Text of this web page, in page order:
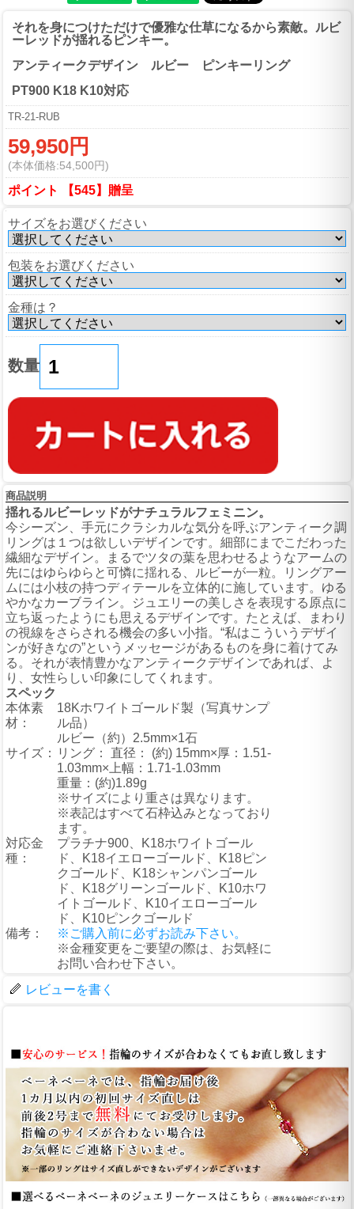
それを身につけただけで優雅な仕草になるから素敵。ルビ
ーレッドが揺れるピンキー。
アンティークデザイン ルビー ピンキーリング
PT900 K18 K10対応
TR-21-RUB
59,950円
(本体価格:54,500円)
ポイント 【545】贈呈
サイズをお選びください
包装をお選びください
金種は？
数量
商品説明
揺れるルビーレッドがナチュラルフェミニン。
今シーズン、手元にクラシカルな気分を呼ぶアンティーク調
リングは１つは欲しいデザインです。細部にまでこだわった
繊細なデザイン。まるでツタの葉を思わせるようなアームの
先にはゆらゆらと可憐に揺れる、ルビーが一粒。リングアー
ムには小枝の持つディテールを立体的に施しています。ゆる
やかなカーブライン。ジュエリーの美しさを表現する原点に
立ち返ったようにも思えるデザインです。たとえば、まわり
の視線をさらされる機会の多い小指。“私はこういうデザイ
ンが好きなの”というメッセージがあるものを身に着けてみ
る。それが表情豊かなアンティークデザインであれば、よ
り、女性らしい印象にしてくれます。
スペック
本体素
材：
18Kホワイトゴールド製（写真サンプ
ル品）
ルビー（約）2.5mm×1石
サイズ：
リング： 直径： (約) 15mm×厚：1.51-
1.03mm×上幅：1.71-1.03mm
重量：(約)1.89g
※サイズにより重さは異なります。
※表記はすべて石枠込みとなっており
ます。
対応金
種：
プラチナ900、K18ホワイトゴール
ド、K18イエローゴールド、K18ピン
クゴールド、K18シャンパンゴール
ド、K18グリーンゴールド、K10ホワ
イトゴールド、K10イエローゴール
ド、K10ピンクゴールド
備考：
※ご購入前に必ずお読み下さい。
※金種変更をご要望の際は、お気軽に
お問い合わせ下さい。
レビューを書く